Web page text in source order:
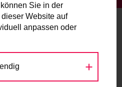
Hier finden Sie die
Radverkehr? Schreiben Sie
Radeln
Aktuell noch in der
Sie in der
dieser Website auf
anpassen oder